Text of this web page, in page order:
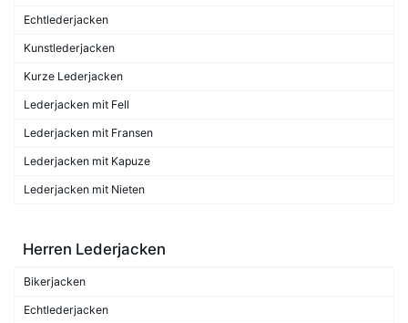
Echtlederjacken
Kunstlederjacken
Kurze Lederjacken
Lederjacken mit Fell
Lederjacken mit Fransen
Lederjacken mit Kapuze
Lederjacken mit Nieten
Herren Lederjacken
Bikerjacken
Echtlederjacken